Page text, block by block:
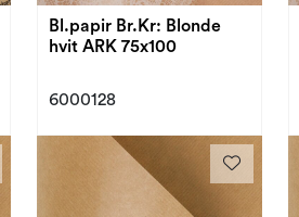
Bl.papir Br.Kr: Blonde
hvit ARK 75x100
6000128